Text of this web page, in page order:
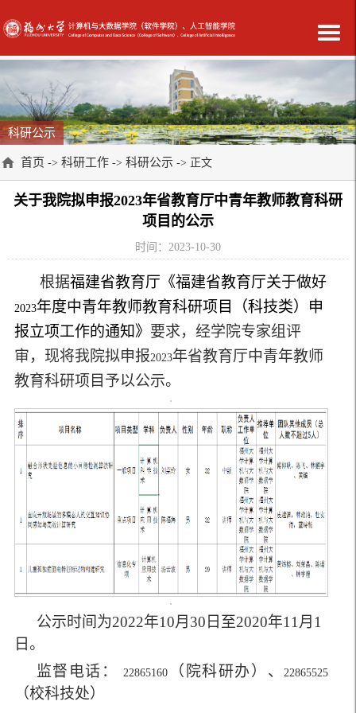
科研公示
首页 -> 科研工作 -> 科研公示 -> 正文
关于我院拟申报2023年省教育厅中青年教师教育科研
项目的公示
时间：2023-10-30
根据福建省教育厅《福建省教育厅关于做好
2023年度中青年教师教育科研项目（科技类）申
报立项工作的通知》 要求，经学院专家组评
审，现将我院拟申报2023年省教育厅中青年教师
教育科研项目予以公示。
公示时间为2022年10月 30 日至2020年11 月 1
日。
监督电话：
22865160 （院科研办）、 22865525
（校科技处）